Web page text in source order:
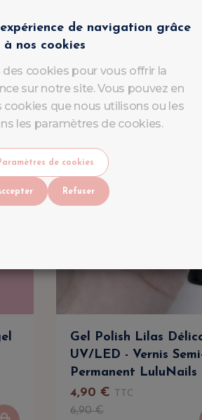
Gel Polish Lilas
UV/LED - Vernis
Permanent LuluNails
4,90 € TTC
6,90€
de navigation grâce
à nos cookies
cookies pour vous offrir la
sur notre site. Vous pouvez en
cookies que nous utilisons ou les
les paramètres de cookies.
de cookies
Refuser